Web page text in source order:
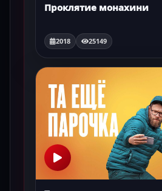
Проклятие монахини
2018 25149